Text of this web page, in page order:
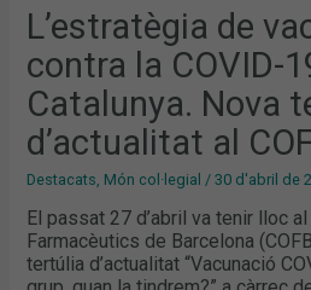
L’estratègia de
contra la COVID-
Catalunya. Nova
d’actualitat al
Destacats Món col·legial /30 d'abril de
El passat 27 d’abril va tenir lloc al
Farmacèutics de Barcelona
tertúlia d’actualitat “Vacunació
CATALUNYA.
NOVA
TERTÚLIA
D’ACTUALITAT
AL
COFB